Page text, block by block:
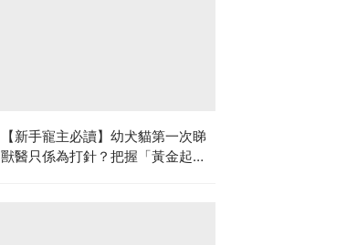
【新手寵主必讀】幼犬貓第一次睇
獸醫只係為打針？把握「黃金起跑